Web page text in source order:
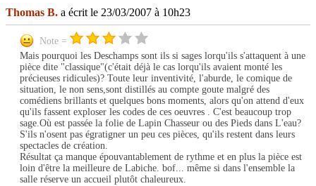
Thomas B. a écrit le 23/03/2007 à 10h23
Note =
Mais pourquoi les Deschamps sont ils si sages lorqu'ils s'attaquent à une
pièce dite "classique"(c'était déjà le cas lorqu'ils avaient monté les
précieuses ridicules)? Toute leur inventivité, l'aburde, le comique de
situation, le non sens,sont distillés au compte goute malgré des
comédiens brillants et quelques bons moments, alors qu'on attend d'eux
qu'ils fassent exploser les codes de ces oeuvres . C'est beaucoup trop
sage.Où est passée la folie de Lapin Chasseur ou des Pieds dans L'eau?
S'ils n'osent pas égratigner un peu ces pièces, qu'ils restent dans leurs
spectacles de création.
Résultat ça manque épouvantablement de rythme et en plus la pièce est
loin d'être la meilleure de Labiche. bof... même si dans l'ensemble la
salle réserve un accueil plutôt chaleureux.